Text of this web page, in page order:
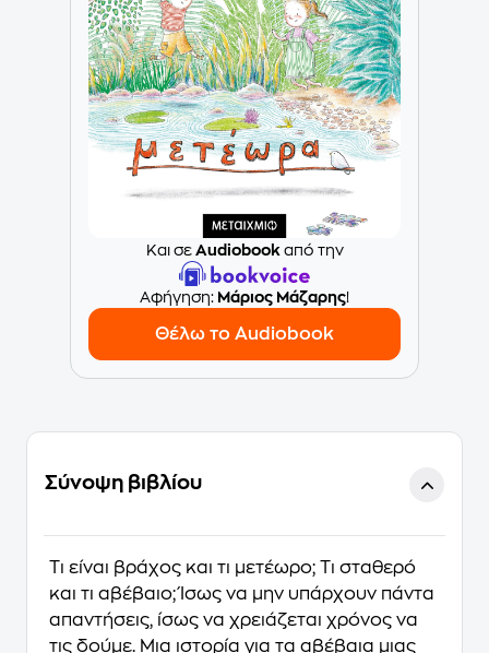
Και σε Audiobookαπό την
Aφήγηση: Μάριος Μάζαρης!
Θέλω το Audiobook
Σύνοψη βιβλίου
Τι είναι βράχος και τι μετέωρο; Τι σταθερό
και τι αβέβαιο; Ίσως να μην υπάρχουν πάντα
απαντήσεις, ίσως να χρειάζεται χρόνος να
τις δούμε. Μια ιστορία για τα αβέβαια μιας